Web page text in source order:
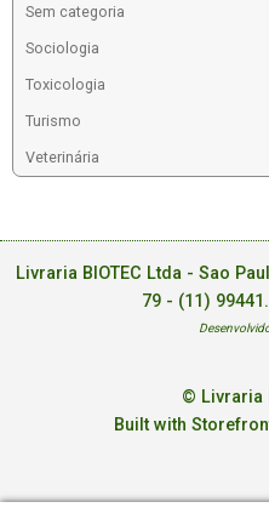
Sem categoria
Sociologia
Toxicologia
Turismo
Veterinária
Livraria BIOTEC Ltda - Sao
79 - (11)
© Livraria
Built with